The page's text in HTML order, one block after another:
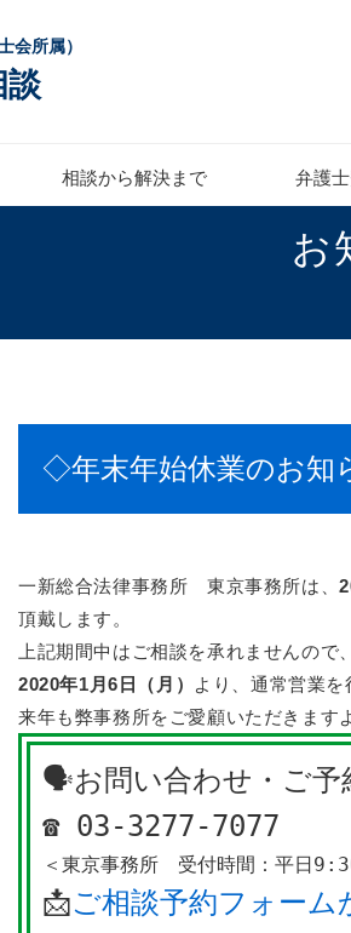
会所属）
談
相談から解決まで 弁護
お
◇年末年始休業のお知
一新総合法律事務所 東京事務所は、
頂戴します。
上記期間中はご相談を承れませんので
2020年1月6日（月）
より、通常営業を
来年も弊事務所をご愛顧いただきます
🗣お問い合わせ・ご予
☎︎ 03-3277-7077
＜東京事務所　受付時間：平日
📩ご相談予約フォー